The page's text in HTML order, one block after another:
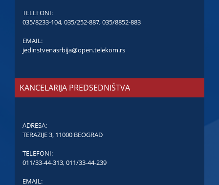
TELEFONI:
035/8233-104,035/252-887,035/8852-883
EMAIL:
jedinstvenasrbija@open.telekom.rs
KANCELARIJA PREDSEDNIŠTVA
ADRESA:
TERAZIJE 3, 11000 BEOGRAD
TELEFONI:
011/33-44-313,011/33-44-239
EMAIL: